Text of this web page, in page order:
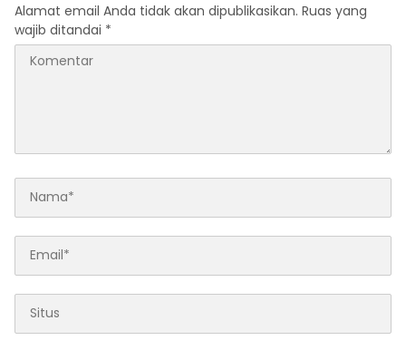
Alamat email Anda tidak akan dipublikasikan. Ruas yang
wajib ditandai *